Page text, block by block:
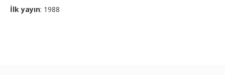
İlk yayın: 1988